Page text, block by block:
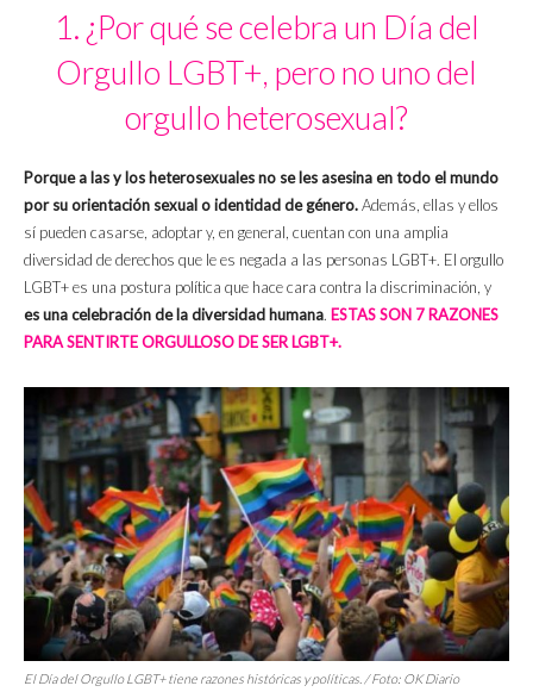
1. ¿Por qué se celebra un Día del
Orgullo LGBT+, pero no uno del
orgullo heterosexual?
Porque a las y los heterosexuales no se les asesina en todo el mundo
por su orientación sexual o identidad de género.Además, ellas y ellos
sí pueden casarse, adoptar y, en general, cuentan con una amplia
diversidad de derechos que le es negada a las personas LGBT+. El orgullo
LGBT+ es una postura política que hace cara contra la discriminación, y
es una celebración de la diversidad humana. ESTAS SON 7 RAZONES
PARA SENTIRTE ORGULLOSO DE SER LGBT+.
El Día del Orgullo LGBT+ tiene razones históricas y políticas. / Foto: OK Diario